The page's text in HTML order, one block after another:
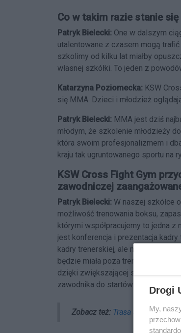
Co w takim razie stanie
Patryk Bielecki: One w dalszym
utalentowane z czasem mogą
szkolimy od kilku lat miałby
własnej szkółki. To jeden z
Katarzyna Poziomecka: KSW
się MMA. Dzieci i młodzież
Patryk Bielecki: MMA jest dziś
młodym, że szkolenie młodzieży
która swoim profesjonalizmem i
kraju tak ugruntowanego sportu na
KSW Cross Fight Gym
zawodniczej
Patryk Bielecki: W naszej szkółce
możliwość trenowania boksu,
którymi współpracujemy to jedna
jest konferencja i prezentacja
kadry trenerskiej, ale mogę
będzie miała poza trenerami ze
dzięki zwiększającej się
zawodnika do startów.
Zobacz też: Trasa S7 przez
Drogi
My,